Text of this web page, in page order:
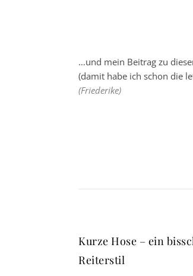
…und mein Beitrag zu
(damit habe ich schon die
(Friederike)
Kurze Hose – ein
Reiterstil